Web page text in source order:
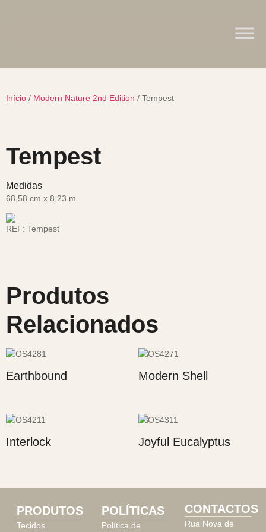
Início / Modern Nature 2nd Edition / Tempest
Tempest
Medidas
68,58 cm x 8,23 m
REF: Tempest
Produtos
Relacionados
Earthbound Modern Shell
Interlock Joyful Eucalyptus
PRODUTOS
Tecidos
POLÍTICAS
Política de
CONTACTOS
Rua Nova de